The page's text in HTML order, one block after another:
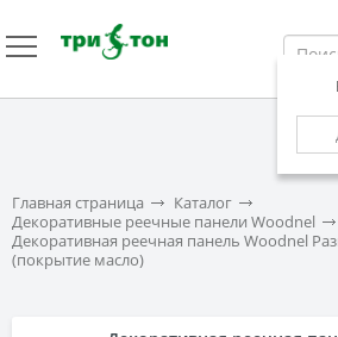
Главная страница
Каталог
Декоративные реечные панели Woodnel
Декоративная реечная панель Woodnel
(покрытие масло)